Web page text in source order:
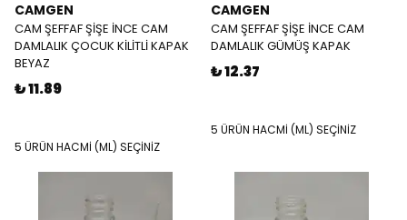
CAMGEN
CAM ŞEFFAF ŞİŞE İNCE CAM
DAMLALIK ÇOCUK KİLİTLİ KAPAK
BEYAZ
₺ 11.89
5 ÜRÜN HACMİ (ML) SEÇİNİZ
CAMGEN
CAM ŞEFFAF ŞİŞE İNCE CAM
DAMLALIK GÜMÜŞ KAPAK
₺ 12.37
5 ÜRÜN HACMİ (ML) SEÇİNİZ